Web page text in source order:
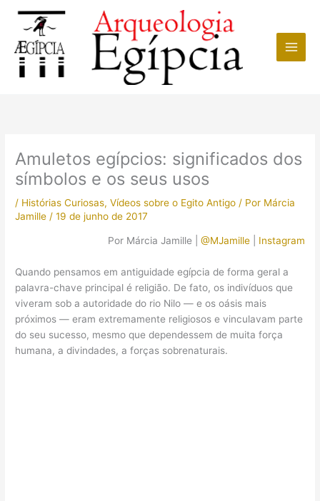
conteúdo
Amuletos egípcios: significados dos
símbolos e os seus usos
/ Histórias Curiosas,Vídeos sobre o Egito Antigo / Por Márcia
Jamille /19 de junho de 2017
Por Márcia Jamille | @MJamille| Instagram
Quando pensamos em antiguidade egípcia de forma geral a
palavra-chave principal é religião. De fato, os indivíduos que
viveram sob a autoridade do rio Nilo — e os oásis mais
próximos — eram extremamente religiosos e vinculavam parte
do seu sucesso, mesmo que dependessem de muita força
humana, a divindades, a forças sobrenaturais.